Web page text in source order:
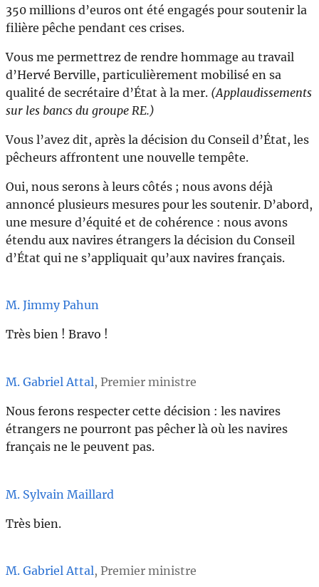
350 millions d’euros ont été engagés pour soutenir la
filière pêche pendant ces crises.
Vous me permettrez de rendre hommage au travail
d’Hervé Berville, particulièrement mobilisé en sa
qualité de secrétaire d’État à la mer. (Applaudissements
sur les bancs du groupe RE.)
Vous l’avez dit, après la décision du Conseil d’État, les
pêcheurs affrontent une nouvelle tempête.
Oui, nous serons à leurs côtés ; nous avons déjà
annoncé plusieurs mesures pour les soutenir. D’abord,
une mesure d’équité et de cohérence : nous avons
étendu aux navires étrangers la décision du Conseil
d’État qui ne s’appliquait qu’aux navires français.
M. Jimmy Pahun
Très bien ! Bravo !
M. Gabriel Attal, Premier ministre
Nous ferons respecter cette décision : les navires
étrangers ne pourront pas pêcher là où les navires
français ne le peuvent pas.
M. Sylvain Maillard
Très bien.
M. Gabriel Attal, Premier ministre